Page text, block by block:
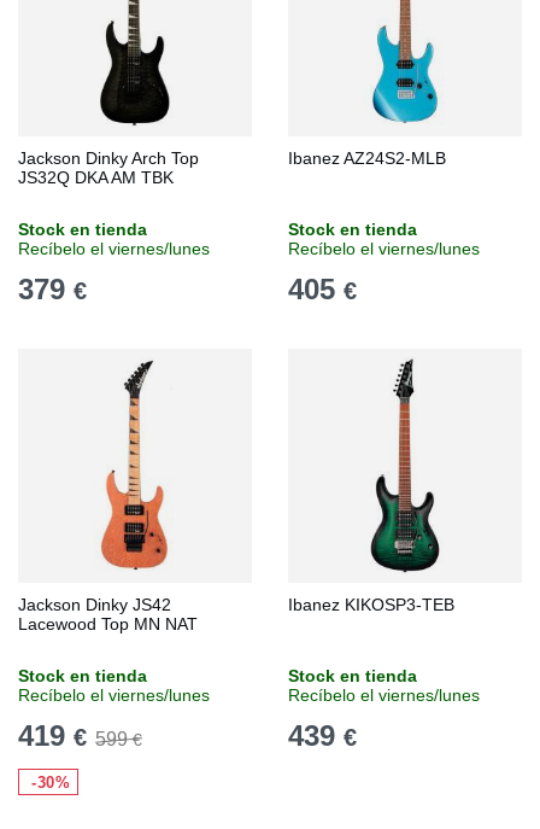
Jackson Dinky Arch Top
JS32Q DKA AM TBK
Stock en tienda
Recíbelo el viernes/lunes
379 €
Ibanez AZ24S2-MLB
Stock en tienda
Recíbelo el viernes/lunes
405 €
Jackson Dinky JS42
Lacewood Top MN NAT
Stock en tienda
Recíbelo el viernes/lunes
419 € 599€
-30%
Ibanez KIKOSP3-TEB
Stock en tienda
Recíbelo el viernes/lunes
439 €